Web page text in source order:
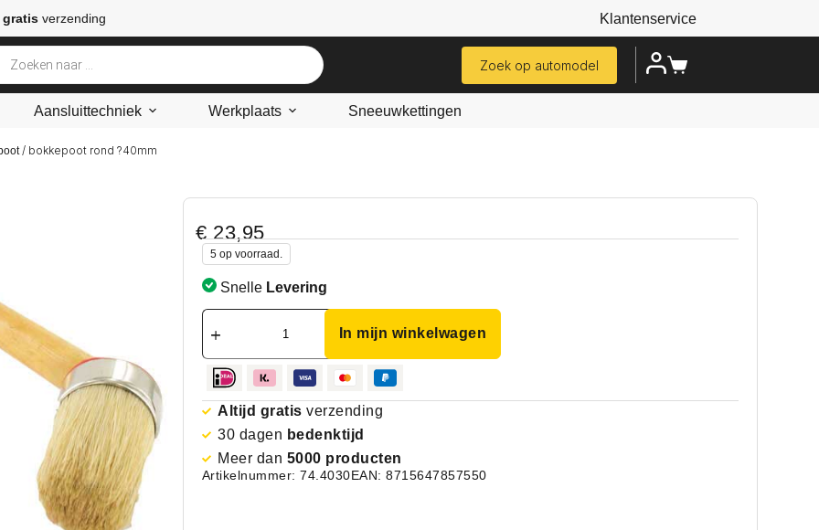
verzending Klantenservice
Zoek op automodel
Aansluittechniek Werkplaats Sneeuwkettingen
/ bokkepoot rond ?40mm
€23,95
5 op voorraad.
Snelle Levering
In mijn winkelwagen
Altijd gratis verzending
30 dagen bedenktijd
Meer dan 5000 producten
Artikelnummer: 74.4030EAN: 8715647857550